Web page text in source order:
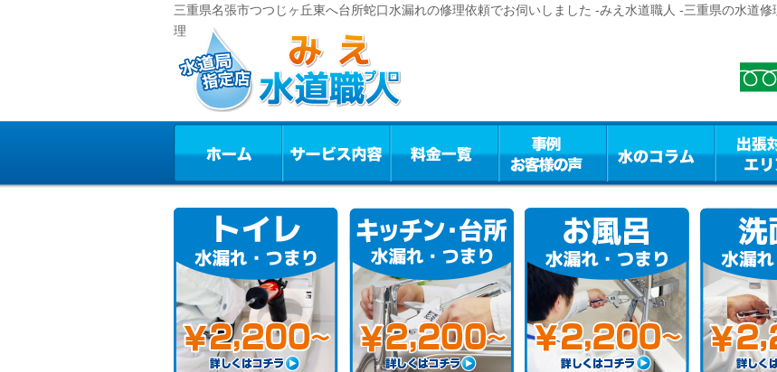
三重県名張市つつじヶ丘東へ台所蛇口水漏れの修理依頼でお伺いしました -みえ水道職人 -三重県の水道
理